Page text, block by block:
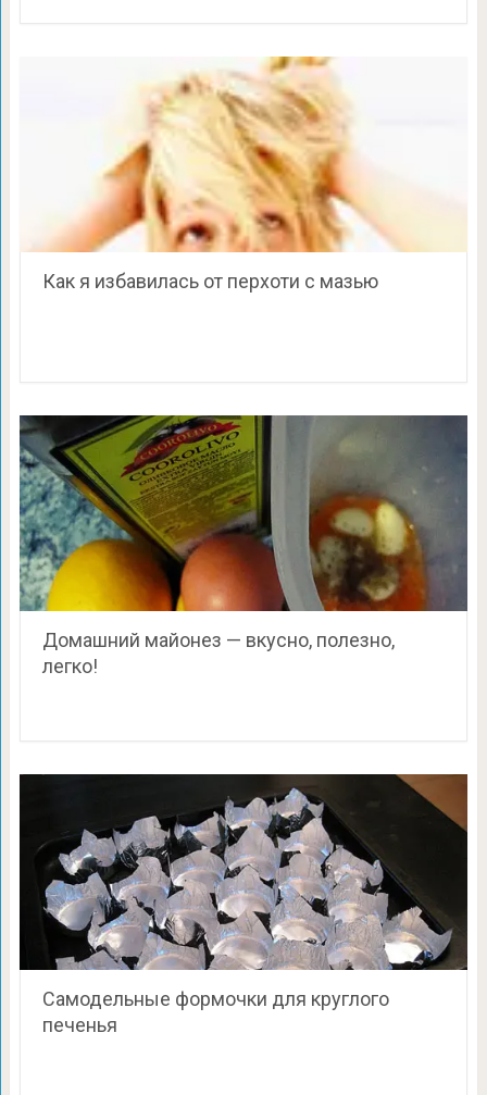
Как я избавилась от перхоти с мазью
Домашний майонез — вкусно, полезно,
легко!
Самодельные формочки для круглого
печенья